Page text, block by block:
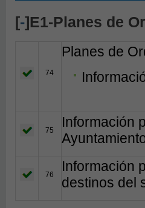
[-]E1-Planes de
74
Planes de
75
Información
76
Información
destinos del